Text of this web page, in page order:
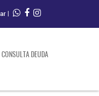
|
CONSULTA DEUDA